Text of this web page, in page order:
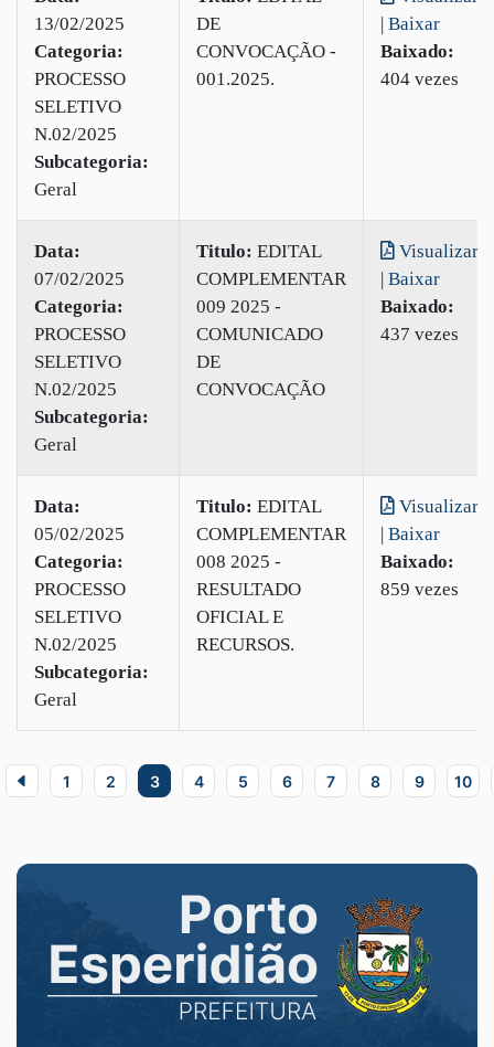
13/02/2025
Categoria:
PROCESSO
SELETIVO
N.02/2025
Subcategoria:
Geral
DE
CONVOCAÇÃO -
001.2025.
| Baixar
Baixado:
404 vezes
Data:
07/02/2025
Categoria:
PROCESSO
SELETIVO
N.02/2025
Subcategoria:
Geral
Titulo: EDITAL
COMPLEMENTAR
009 2025 -
COMUNICADO
DE
CONVOCAÇÃO
Visualizar
| Baixar
Baixado:
437 vezes
Data:
05/02/2025
Categoria:
PROCESSO
SELETIVO
N.02/2025
Subcategoria:
Geral
Titulo: EDITAL
COMPLEMENTAR
008 2025 -
RESULTADO
OFICIAL E
RECURSOS.
Visualizar
| Baixar
Baixado:
859 vezes
1 2 3 4 5 6 7 8 9 10